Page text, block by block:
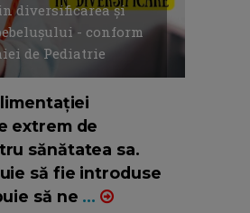
diversificarea și
- conform
de Pediatrie
extrem de
sănătatea sa.
să fie introduse
să ne ...